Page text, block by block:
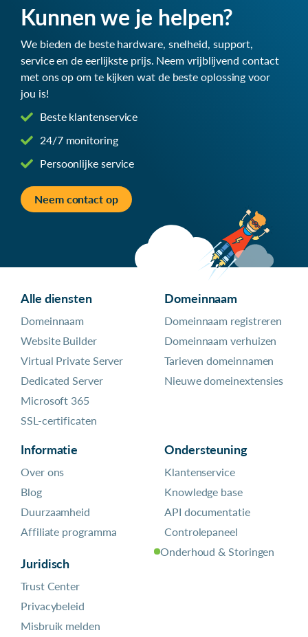
Kunnen we je helpen?
We bieden de beste hardware, snelheid, support,
service en de eerlijkste prijs. Neem vrijblijvend contact
met ons op om te kijken wat de beste oplossing voor
jou is!
Beste klantenservice
24/7 monitoring
Persoonlijke service
Neem contact op
Alle diensten
Domeinnaam
Website Builder
Virtual Private Server
Dedicated Server
Microsoft 365
SSL-certificaten
Domeinnaam
Domeinnaam registreren
Domeinnaam verhuizen
Tarieven domeinnamen
Nieuwe domeinextensies
Informatie
Over ons
Blog
Duurzaamheid
Affiliate programma
Juridisch
Trust Center
Privacybeleid
Misbruik melden
Ondersteuning
Klantenservice
Knowledge base
API documentatie
Controlepaneel
Onderhoud & Storingen